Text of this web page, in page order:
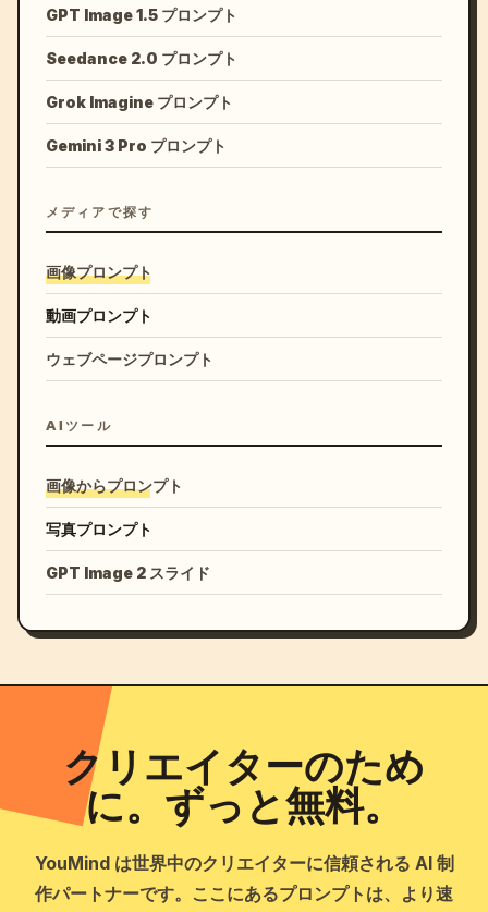
GPT Image 1.5 プロンプト
Seedance 2.0 プロンプト
Grok Imagine プロンプト
Gemini 3 Pro プロンプト
メディアで探す
画像プロンプト
動画プロンプト
ウェブページプロンプト
AIツール
画像からプロンプト
写真プロンプト
GPT Image 2 スライド
クリエイターのため
に。ずっと無料。
YouMind は世界中のクリエイターに信頼される AI 制
作パートナーです。ここにあるプロンプトは、より速